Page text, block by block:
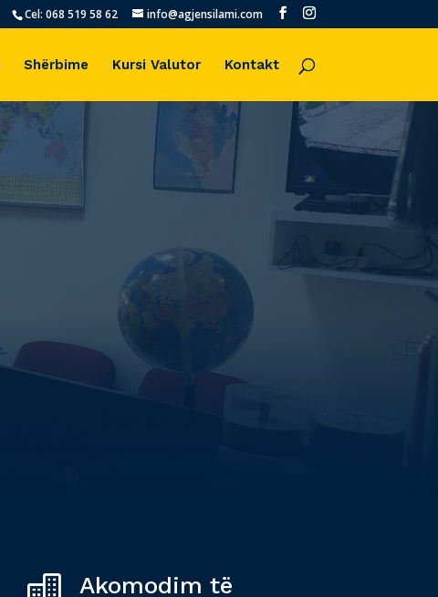
Cel: 068 519 58 62 info@agjensilami.com
Shërbime Kursi Valutor Kontakt
Akomodim të